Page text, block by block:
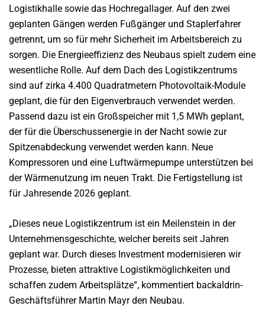
Logistikhalle sowie das Hochregallager. Auf den zwei
geplanten Gängen werden Fußgänger und Staplerfahrer
getrennt, um so für mehr Sicherheit im Arbeitsbereich zu
sorgen. Die Energieeffizienz des Neubaus spielt zudem eine
wesentliche Rolle. Auf dem Dach des Logistikzentrums
sind auf zirka 4.400 Quadratmetern Photovoltaik-Module
geplant, die für den Eigenverbrauch verwendet werden.
Passend dazu ist ein Großspeicher mit 1,5 MWh geplant,
der für die Überschussenergie in der Nacht sowie zur
Spitzenabdeckung verwendet werden kann. Neue
Kompressoren und eine Luftwärmepumpe unterstützen bei
der Wärmenutzung im neuen Trakt. Die Fertigstellung ist
für Jahresende 2026 geplant.
„Dieses neue Logistikzentrum ist ein Meilenstein in der
Unternehmensgeschichte, welcher bereits seit Jahren
geplant war. Durch dieses Investment modernisieren wir
Prozesse, bieten attraktive Logistikmöglichkeiten und
schaffen zudem Arbeitsplätze“, kommentiert backaldrin-
Geschäftsführer Martin Mayr den Neubau.